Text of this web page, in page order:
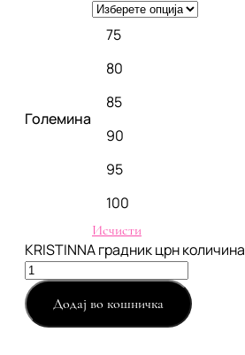
Големина
75
80
85
90
95
100
Исчисти
KRISTINNA градник црн количина
Додај во кошничка